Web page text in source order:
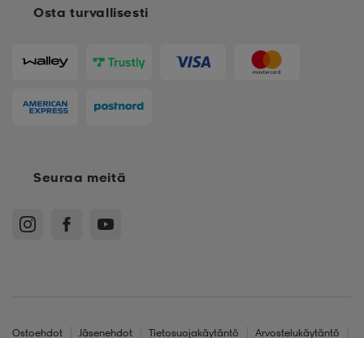
Osta turvallisesti
Seuraa meitä
Ostoehdot Jäsenehdot Tietosuojakäytäntö Arvostelukäytäntö